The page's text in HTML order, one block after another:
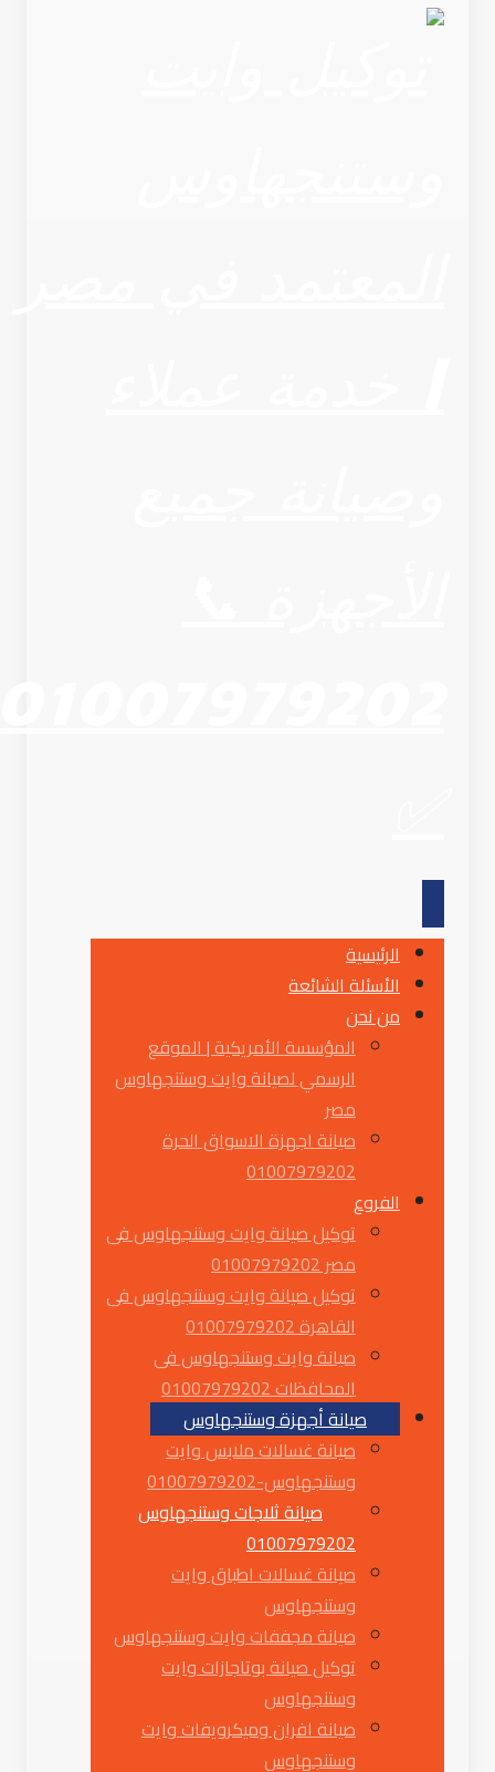
الرئيسية
الأسئلة الشائعة
من نحن
المؤسسة الأمريكية | الموقع
الرسمي لصيانة وايت وستنجهاوس
مصر
صيانة اجهزة الاسواق الحرة
01007979202
الفروع
توكيل صيانة وايت وستنجهاوس فى
مصر 01007979202
توكيل صيانة وايت وستنجهاوس فى
القاهرة 01007979202
صيانة وايت وستنجهاوس فى
المحافظات 01007979202
صيانة أجهزة وستنجهاوس
صيانة غسالات ملابس وايت
وستنجهاوس-01007979202
صيانة ثلاجات وستنجهاوس
01007979202
صيانة غسالات اطباق وايت
وستنجهاوس
صيانة مجففات وايت وستنجهاوس
توكيل صيانة بوتاجازات وايت
وستنجهاوس
صيانة افران وميكرويفات وايت
وستنجهاوس